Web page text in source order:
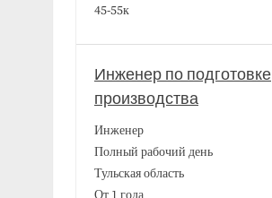
45-55к
Инженер по подготовке
производства
Инженер
Полный рабочий день
Тульская область